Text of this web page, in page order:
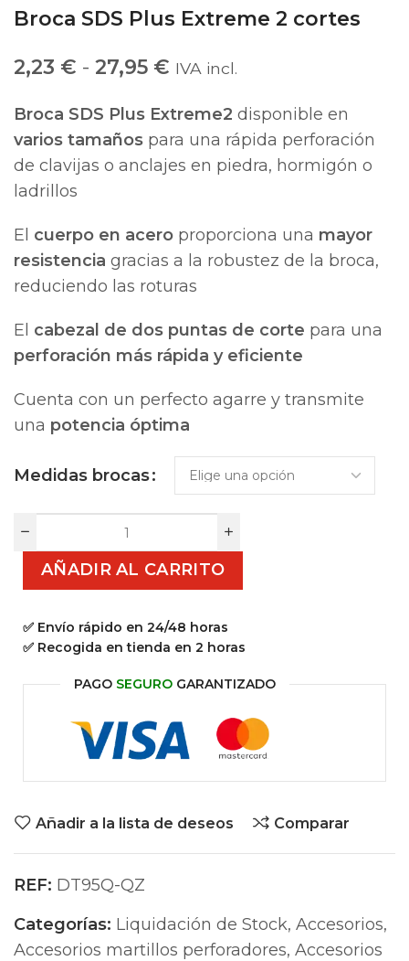
Broca SDS Plus Extreme 2 cortes
2,23 € - 27,95 € IVA incl.
Broca SDS Plus Extreme2 disponible en
varios tamaños para una rápida perforación
de clavijas o anclajes en piedra, hormigón o
ladrillos
El cuerpo en acero proporciona una mayor
resistencia gracias a la robustez de la broca,
reduciendo las roturas
El cabezal de dos puntas de corte para una
perforación más rápida y eficiente
Cuenta con un perfecto agarre y transmite
una potencia óptima
Medidas brocas
AÑADIR AL CARRITO
✅ Envío rápido en 24/48 horas
✅ Recogida en tienda en 2 horas
PAGO SEGURO GARANTIZADO
Añadir a la lista de deseos Comparar
REF: DT95Q-QZ
Categorías: Liquidación de Stock, Accesorios,
Accesorios martillos perforadores, Accesorios